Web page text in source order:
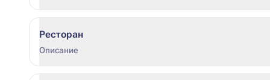
Ресторан
Описание